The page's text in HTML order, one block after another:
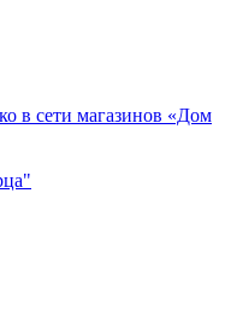
в сети магазинов «Дом